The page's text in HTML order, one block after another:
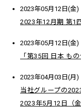
2023年05月12日(金)
2023年12月期 第1
2023年05月12日(金)
「第35回 日本 も
2023年04月03日(月)
当社グループの
2023年5月12日（